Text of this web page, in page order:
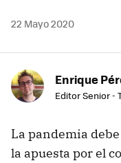
22 Mayo 2020
Enrique
Editor Senior -
La pandemia
la apuesta por el